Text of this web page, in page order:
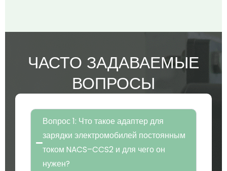
ЧАСТО ЗАДАВАЕМЫЕ
ВОПРОСЫ
Вопрос 1: Что такое адаптер для
зарядки электромобилей постоянным
током NACS–CCS2 и для чего он
нужен?